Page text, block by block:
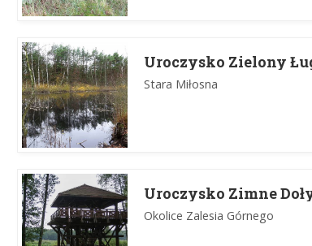
Uroczysko Zielony
Stara Miłosna
Uroczysko Zimne
Okolice Zalesia Górnego